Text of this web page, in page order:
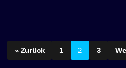
« Zurück 1 2 3